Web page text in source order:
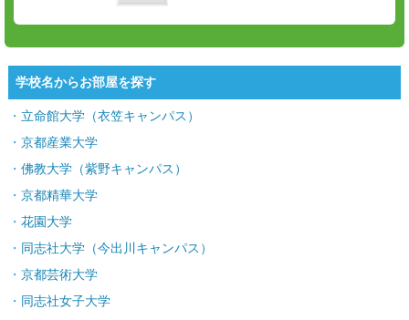
学校名からお部屋を探す
立命館大学（衣笠キャンパス）
京都産業大学
佛教大学（紫野キャンパス）
京都精華大学
花園大学
同志社大学（今出川キャンパス）
京都芸術大学
同志社女子大学